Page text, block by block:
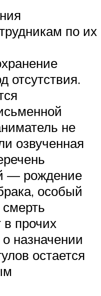
по их
отсутствия.
не
озвученная
— рождение
особый
в прочих
назначении
остается